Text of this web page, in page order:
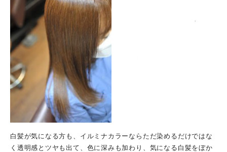
白髪が気になる方も、イルミナカラーならただ染めるだけではな
く透明感とツヤも出て、色に深みも加わり、気になる白髪をぼか